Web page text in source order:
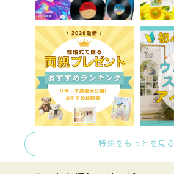
特集をもっとを見る